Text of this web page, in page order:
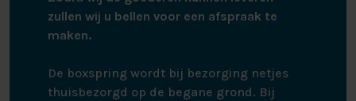
zullen wij u bellen voor een afspraak te
maken.
De boxspring wordt bij bezorging netjes
thuisbezorgd op de begane grond. Bij